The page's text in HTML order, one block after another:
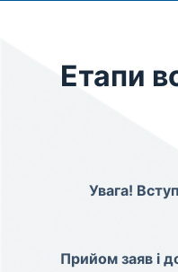
Етапи
Увага!
Прийом заяв і